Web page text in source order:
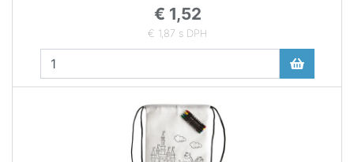
€ 1,52
€ 1,87 s DPH